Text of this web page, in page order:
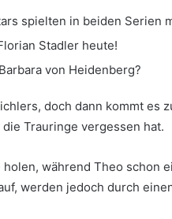
spielten in beiden Serien
Stadler heute!
von Heidenberg?
doch dann kommt es
Trauringe vergessen hat.
während Theo schon
werden jedoch durch